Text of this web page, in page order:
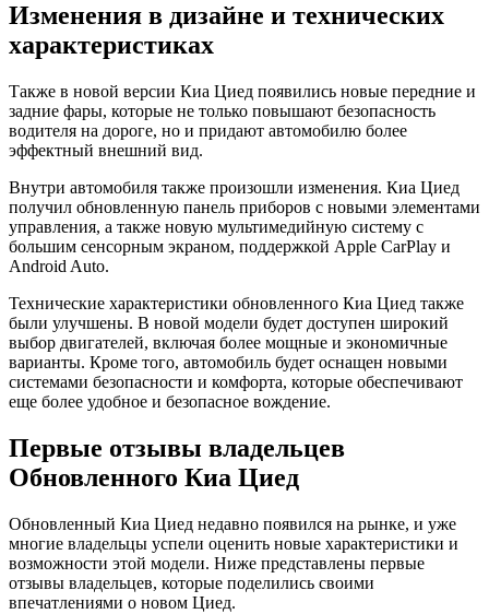
Изменения в дизайне и технических
характеристиках
Также в новой версии Киа Циед появились новые передние и
задние фары, которые не только повышают безопасность
водителя на дороге, но и придают автомобилю более
эффектный внешний вид.
Внутри автомобиля также произошли изменения. Киа Циед
получил обновленную панель приборов с новыми элементами
управления, а также новую мультимедийную систему с
большим сенсорным экраном, поддержкой Apple CarPlay и
Android Auto.
Технические характеристики обновленного Киа Циед также
были улучшены. В новой модели будет доступен широкий
выбор двигателей, включая более мощные и экономичные
варианты. Кроме того, автомобиль будет оснащен новыми
системами безопасности и комфорта, которые обеспечивают
еще более удобное и безопасное вождение.
Первые отзывы владельцев
Обновленного Киа Циед
Обновленный Киа Циед недавно появился на рынке, и уже
многие владельцы успели оценить новые характеристики и
возможности этой модели. Ниже представлены первые
отзывы владельцев, которые поделились своими
впечатлениями о новом Циед.